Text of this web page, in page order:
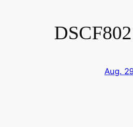
Aug.